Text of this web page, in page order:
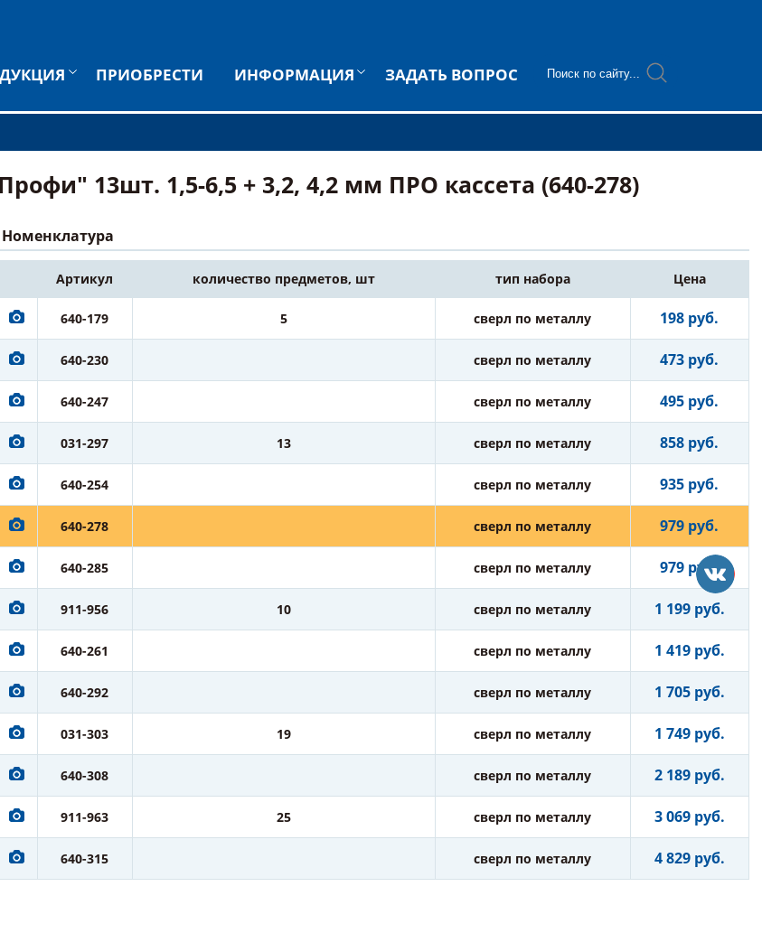
ПРИОБРЕСТИ ИНФОРМАЦИЯ ЗАДАТЬ ВОПРОС
13шт. 1,5-6,5 + 3,2, 4,2 мм ПРО кассета (640-278)
Номенклатура
Артикул количество предметов, шт тип набора Цена
640-179 5 сверл по металлу 198 руб.
640-230 сверл по металлу 473 руб.
640-247 сверл по металлу 495 руб.
031-297 13 сверл по металлу 858 руб.
640-254 сверл по металлу 935 руб.
640-278 сверл по металлу 979 руб.
640-285 сверл по металлу 979 руб.
911-956 10 сверл по металлу 1 199 руб.
640-261 сверл по металлу 1 419 руб.
640-292 сверл по металлу 1 705 руб.
031-303 19 сверл по металлу 1 749 руб.
640-308 сверл по металлу 2 189 руб.
911-963 25 сверл по металлу 3 069 руб.
640-315 сверл по металлу 4 829 руб.